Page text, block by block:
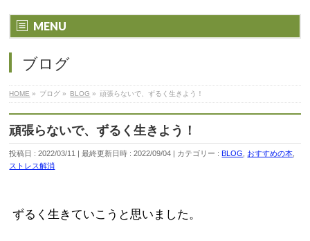
MENU
ブログ
HOME » ブログ » BLOG » 頑張らないで、ずるく生きよう！
頑張らないで、ずるく生きよう！
投稿日 : 2022/03/11 最終更新日時 : 2022/09/04 カテゴリー :BLOG おすすめの本
ストレス解消
ずるく生きていこうと思いました。